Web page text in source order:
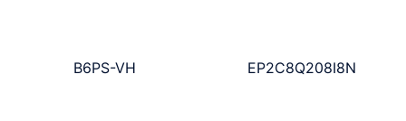
B6PS-VH EP2C8Q208I8N